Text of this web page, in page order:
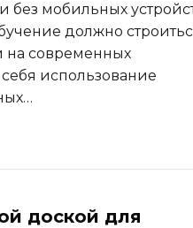
без мобильных
должно
на современных
использование
доской для